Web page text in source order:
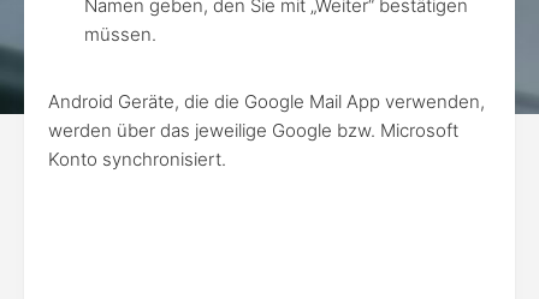
Namen geben, den Sie mit „Weiter“ bestätigen
müssen.
Android Geräte, die die Google Mail App verwenden,
werden über das jeweilige Google bzw. Microsoft
Konto synchronisiert.